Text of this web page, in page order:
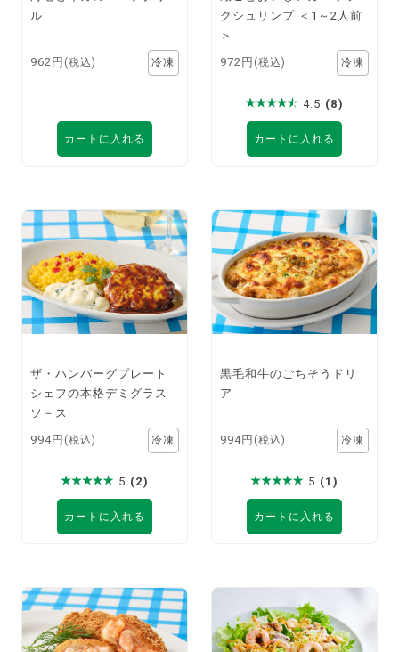
ル
962円 (税込)
カートに入れる
クシュリンプ ＜1～2人前
＞
972円 (税込)
4.5 (8)
カートに入れる
ザ・ハンバーグプレート
シェフの本格デミグラス
ソ－ス
994円 (税込)
5 (2)
カートに入れる
黒毛和牛のごちそうドリ
ア
994円 (税込)
5 (1)
カートに入れる